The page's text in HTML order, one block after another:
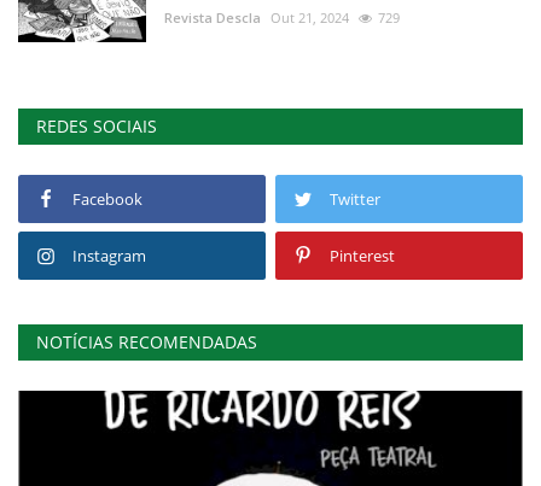
Revista Descla Out 21, 2024 729
REDES SOCIAIS
Facebook Twitter
Instagram Pinterest
NOTÍCIAS RECOMENDADAS